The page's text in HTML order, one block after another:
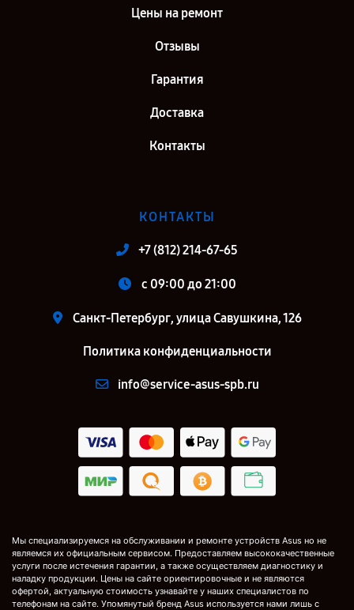
Цены на ремонт
Отзывы
Гарантия
Доставка
Контакты
КОНТАКТЫ
+7 (812) 214-67-65
c 09:00 до 21:00
Санкт-Петербург, улица Савушкина, 126
Политика конфиденциальности
info@service-asus-spb.ru
Мы специализируемся на обслуживании и ремонте устройств Asus но не
являемся их официальным сервисом. Предоставляем высококачественные
услуги после истечения гарантии, а также осуществляем диагностику и
наладку продукции. Цены на сайте ориентировочные и не являются
офертой, актуальную стоимость узнавайте у наших специалистов по
телефонам на сайте. Упомянутый бренд Asus используется нами лишь с